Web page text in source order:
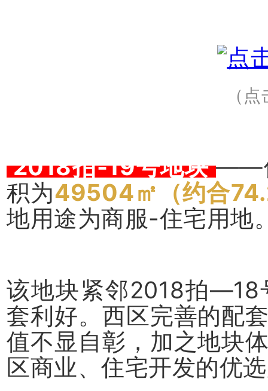
（
2018拍-19号地块——
积为49504㎡（约合
地用途为商服-住宅用地
该地块紧邻2018拍—18
套利好。西区完善的配
值不显自彰，加之地块
区商业、住宅开发的优